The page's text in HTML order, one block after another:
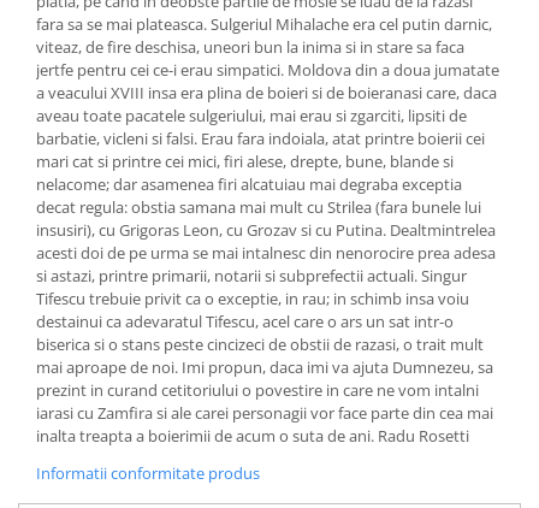
fara sa se mai plateasca. Sulgeriul Mihalache era cel putin darnic,
viteaz, de fire deschisa, uneori bun la inima si in stare sa faca
jertfe pentru cei ce-i erau simpatici. Moldova din a doua jumatate
a veacului XVIII insa era plina de boieri si de boieranasi care, daca
aveau toate pacatele sulgeriului, mai erau si zgarciti, lipsiti de
barbatie, vicleni si falsi. Erau fara indoiala, atat printre boierii cei
mari cat si printre cei mici, firi alese, drepte, bune, blande si
nelacome; dar asamenea firi alcatuiau mai degraba exceptia
decat regula: obstia samana mai mult cu Strilea (fara bunele lui
insusiri), cu Grigoras Leon, cu Grozav si cu Putina. Dealtmintrelea
acesti doi de pe urma se mai intalnesc din nenorocire prea adesa
si astazi, printre primarii, notarii si subprefectii actuali. Singur
Tifescu trebuie privit ca o exceptie, in rau; in schimb insa voiu
destainui ca adevaratul Tifescu, acel care o ars un sat intr-o
biserica si o stans peste cincizeci de obstii de razasi, o trait mult
mai aproape de noi. Imi propun, daca imi va ajuta Dumnezeu, sa
prezint in curand cetitoriului o povestire in care ne vom intalni
iarasi cu Zamfira si ale carei personagii vor face parte din cea mai
inalta treapta a boierimii de acum o suta de ani. Radu Rosetti
Informatii conformitate produs